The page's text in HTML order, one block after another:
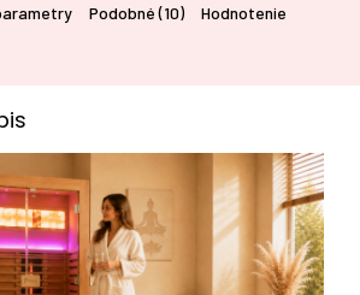
Podobné (10) Hodnotenie